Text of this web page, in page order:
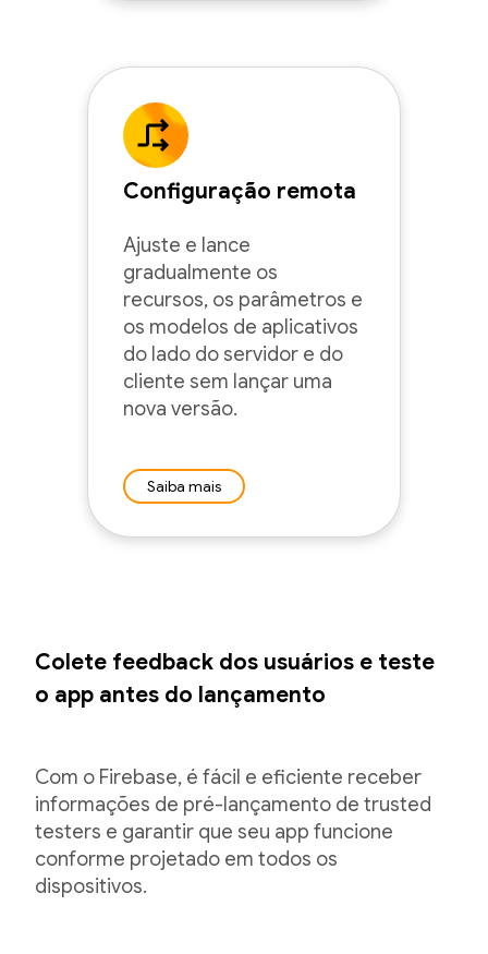
Configuração remota
Ajuste e lance
gradualmente os
recursos, os parâmetros e
os modelos de aplicativos
do lado do servidor e do
cliente sem lançar uma
nova versão.
Saiba mais
Colete feedback dos usuários e teste
o app antes do lançamento
Com o Firebase, é fácil e eficiente receber
informações de pré-lançamento de trusted
testers e garantir que seu app funcione
conforme projetado em todos os
dispositivos.